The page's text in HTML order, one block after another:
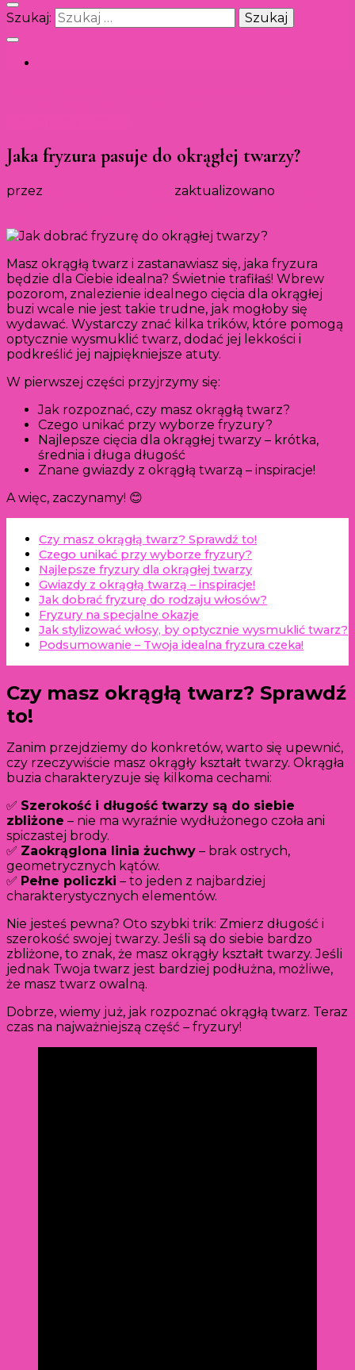
Szukaj:
Jaka fryzura pasuje do okrągłej twarzy?
przez zaktualizowano
Masz okrągłą twarz i zastanawiasz się, jaka fryzura
będzie dla Ciebie idealna? Świetnie trafiłaś! Wbrew
pozorom, znalezienie idealnego cięcia dla okrągłej
buzi wcale nie jest takie trudne, jak mogłoby się
wydawać. Wystarczy znać kilka trików, które pomogą
optycznie wysmuklić twarz, dodać jej lekkości i
podkreślić jej najpiękniejsze atuty.
W pierwszej części przyjrzymy się:
Jak rozpoznać, czy masz okrągłą twarz?
Czego unikać przy wyborze fryzury?
Najlepsze cięcia dla okrągłej twarzy – krótka,
średnia i długa długość
Znane gwiazdy z okrągłą twarzą – inspiracje!
A więc, zaczynamy! 😊
Czy masz okrągłą twarz? Sprawdź to!
Czego unikać przy wyborze fryzury?
Najlepsze fryzury dla okrągłej twarzy
Gwiazdy z okrągłą twarzą – inspiracje!
Jak dobrać fryzurę do rodzaju włosów?
Fryzury na specjalne okazje
Jak stylizować włosy, by optycznie wysmuklić twarz?
Podsumowanie – Twoja idealna fryzura czeka!
Czy masz okrągłą twarz? Sprawdź
to!
Zanim przejdziemy do konkretów, warto się upewnić,
czy rzeczywiście masz okrągły kształt twarzy. Okrągła
buzia charakteryzuje się kilkoma cechami:
✅ Szerokość i długość twarzy są do siebie
zbliżone – nie ma wyraźnie wydłużonego czoła ani
spiczastej brody.
✅ Zaokrąglona linia żuchwy – brak ostrych,
geometrycznych kątów.
✅ Pełne policzki – to jeden z najbardziej
charakterystycznych elementów.
Nie jesteś pewna? Oto szybki trik: Zmierz długość i
szerokość swojej twarzy. Jeśli są do siebie bardzo
zbliżone, to znak, że masz okrągły kształt twarzy. Jeśli
jednak Twoja twarz jest bardziej podłużna, możliwe,
że masz twarz owalną.
Dobrze, wiemy już, jak rozpoznać okrągłą twarz. Teraz
czas na najważniejszą część – fryzury!